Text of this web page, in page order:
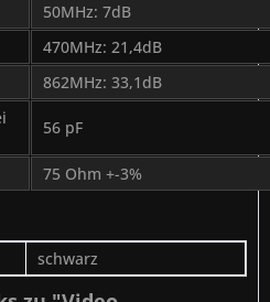
50MHz: 7dB
470MHz: 21,4dB
862MHz: 33,1dB
56 pF
75 Ohm +-3%
schwarz